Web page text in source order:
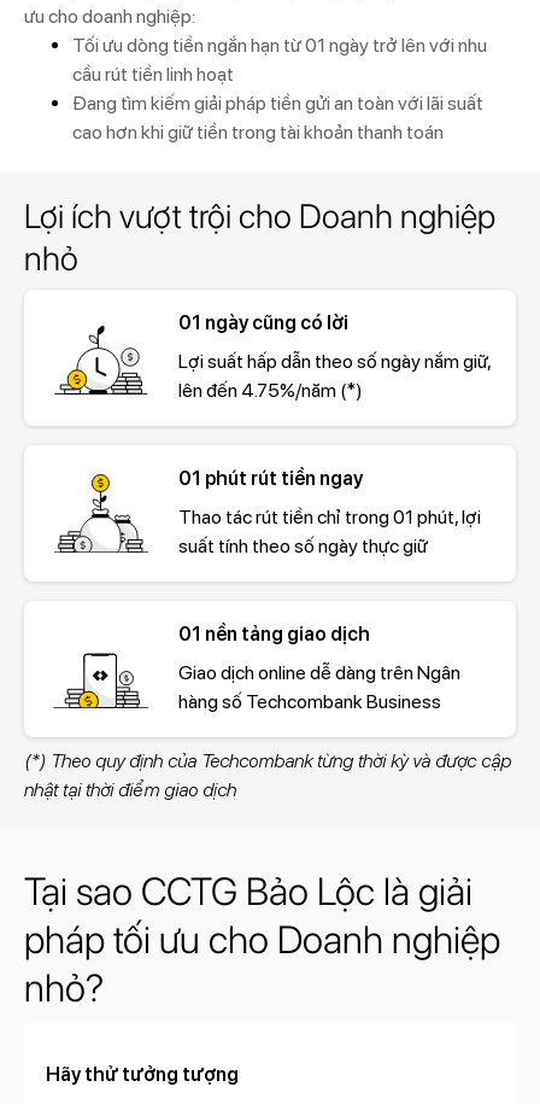
ưu cho doanh nghiệp:
Tối ưu dòng tiền ngắn hạn từ 01 ngày trở lên với nhu
cầu rút tiền linh hoạt
Đang tìm kiếm giải pháp tiền gửi an toàn với lãi suất
cao hơn khi giữ tiền trong tài khoản thanh toán
Lợi ích vượt trội cho Doanh nghiệp
nhỏ
01 ngày cũng có lời
Lợi suất hấp dẫn theo số ngày nắm giữ,
lên đến 4.75%/năm (*)
01 phút rút tiền ngay
Thao tác rút tiền chỉ trong 01 phút, lợi
suất tính theo số ngày thực giữ
01 nền tảng giao dịch
Giao dịch online dễ dàng trên Ngân
hàng số Techcombank Business
(*) Theo quy định của Techcombank từng thời kỳ và được cập
nhật tại thời điểm giao dịch
Tại sao CCTG Bảo Lộc là giải
pháp tối ưu cho Doanh nghiệp
nhỏ?
Hãy thử tưởng tượng